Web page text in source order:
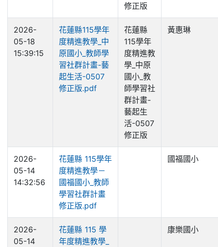
修正版
2026-
05-18
15:39:15
花蓮縣115學年
度精進教學_中
原國小_教師學
習社群計畫-藝
起生活-0507
修正版.pdf
花蓮縣
115學年
度精進教
學_中原
國小_教
師學習社
群計畫-
藝起生
活-0507
修正版
黃惠琳
2026-
05-14
14:32:56
花蓮縣 115學年
度精進教學－
國福國小_教師
學習社群計畫
修正版.pdf
國福國小
2026-
05-14
花蓮縣 115 學
年度精進教學_
康樂國小